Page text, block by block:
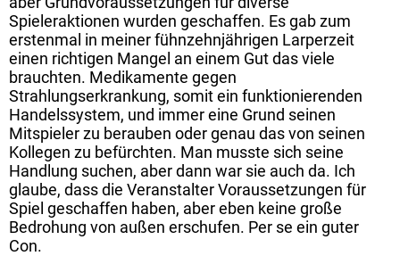
Spieleraktionen wurden geschaffen. Es gab zum
erstenmal in meiner fühnzehnjährigen Larperzeit
einen richtigen Mangel an einem Gut das viele
brauchten. Medikamente gegen
Strahlungserkrankung, somit ein funktionierenden
Handelssystem, und immer eine Grund seinen
Mitspieler zu berauben oder genau das von seinen
Kollegen zu befürchten. Man musste sich seine
Handlung suchen, aber dann war sie auch da. Ich
glaube, dass die Veranstalter Voraussetzungen für
Spiel geschaffen haben, aber eben keine große
Bedrohung von außen erschufen. Per se ein guter
Con.